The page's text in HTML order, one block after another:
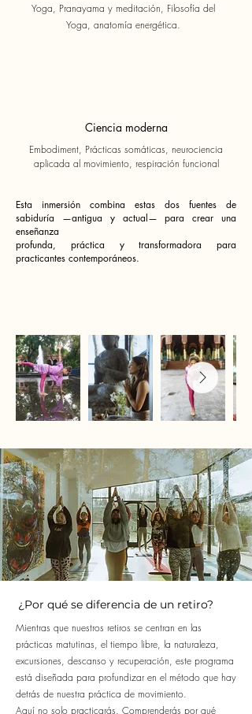
Yoga, Pranayama y meditación, Filosofía del
Yoga, anatomía energética.
Ciencia moderna
Embodiment, Prácticas somáticas, neurociencia
aplicada al movimiento, respiración funcional
Esta inmersión combina estas dos fuentes de
sabiduría —antigua y actual— para crear una
enseñanza
profunda, práctica y transformadora para
practicantes contemporáneos.
¿Por qué se diferencia de un retiro?
Mientras que nuestros retiros se centran en las
prácticas matutinas, el tiempo libre, la naturaleza,
excursiones, descanso y recuperación, este programa
está diseñada para profundizar en el método que hay
detrás de nuestra práctica de movimiento.
Aquí no solo practicarás. Comprenderás por qué